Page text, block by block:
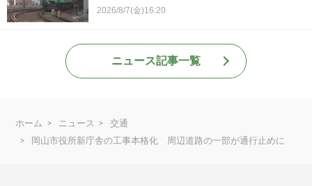
2026/8/7(金)16:20
ニュース記事一覧
ホーム ニュース
交通
岡山市役所新庁舎の工事本格化 周辺道路の一部が通行止めに